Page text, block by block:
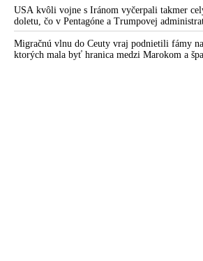
USA kvôli vojne s Iránom vyčerpali takmer
doletu, čo v Pentagóne a Trumpovej
obavy o bojaschopnosť americkej armády v
konfliktu s Čínou alebo Ruskom
Migračnú vlnu do Ceuty vraj podnietili fámy
ktorých mala byť hranica medzi Marokom a